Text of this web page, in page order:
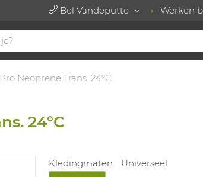
Bel Vandeputte Werken
Neoprene Trans. 24°C
24°C
Kledingmaten:
Universeel